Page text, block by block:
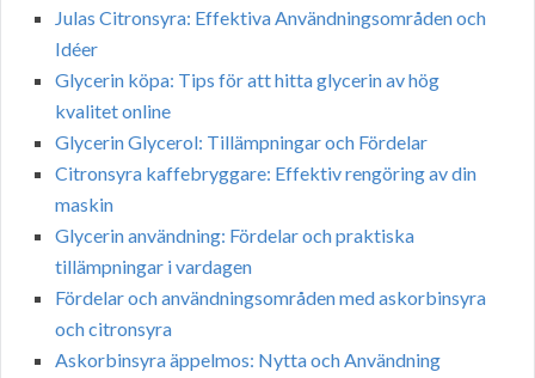
Julas Citronsyra: Effektiva Användningsområden och
Idéer
Glycerin köpa: Tips för att hitta glycerin av hög
kvalitet online
Glycerin Glycerol: Tillämpningar och Fördelar
Citronsyra kaffebryggare: Effektiv rengöring av din
maskin
Glycerin användning: Fördelar och praktiska
tillämpningar i vardagen
Fördelar och användningsområden med askorbinsyra
och citronsyra
Askorbinsyra äppelmos: Nytta och Användning